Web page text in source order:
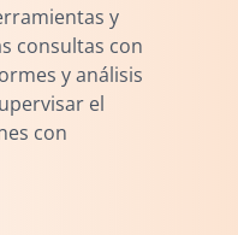
y
consultas con
y análisis
el
con